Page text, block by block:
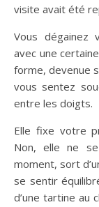
visite avait été
Vous dégainez
avec une
forme, devenue
vous sentez
entre les doigts.
Elle fixe votre
Non, elle ne
moment, sort
se sentir
d’une tartine au